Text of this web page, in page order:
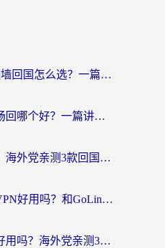
海外党必看：iOS翻墙回国怎么选？一篇搞定无缝访问国内资源
海外党纠结云极和畅回哪个好？一篇讲透回国加速器怎么选（附避坑指南）
穿梭和秒连哪个好？海外党亲测3款回国加速器，教你在国外正常浏览国内网站
海外党必看：云极VPN好用吗？和GoLinkVPN对比哪个回国效果更好？附真实体验指南
雷神手游和柠檬鲸好用吗？海外党亲测3款回国加速器，教你避开破解VPN坑